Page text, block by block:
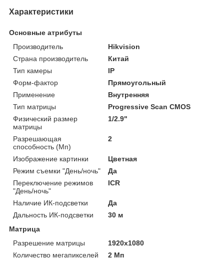
Характеристики
Основные атрибуты
Производитель
Hikvision
Страна производитель
Китай
Тип камеры
IP
Форм-фактор
Прямоугольный
Применение
Внутренняя
Тип матрицы
Progressive Scan CMOS
Физический размер
матрицы
1/2.9"
Разрешающая
способность (Мп)
2
Изображение картинки
Цветная
Режим съемки "День/ночь"
Да
Переключение режимов
"День/ночь"
ICR
Наличие ИК-подсветки
Да
Дальность ИК-подсветки
30 м
Матрица
Разрешение матрицы
1920x1080
Количество мегапикселей
2 Мп